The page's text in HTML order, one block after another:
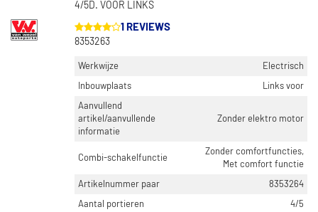
4/5D. VOOR LINKS
1 REVIEWS
8353263
Werkwijze
Electrisch
Inbouwplaats
Links voor
Aanvullend
artikel/aanvullende
informatie
Zonder elektro motor
Combi-schakelfunctie
Zonder comfortfuncties,
Met comfort functie
Artikelnummer paar
8353264
Aantal portieren
4/5